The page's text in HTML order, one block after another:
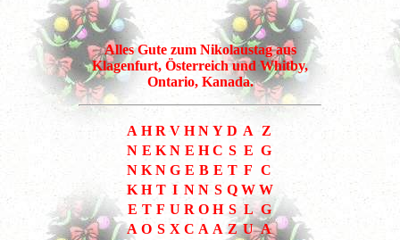
Alles Gute zum Nikolaustag aus
Klagenfurt, Österreich und Whitby,
Ontario, Kanada.
A H R V H N Y D A
Z
N E K N E H C S E G
N K N G E B E T F C
K H T I N N S Q W W
E T F U R O H S L G
A O S X C A A Z U A